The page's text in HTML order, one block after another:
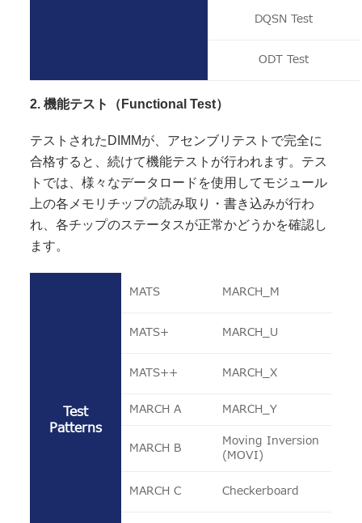
DQSN Test
ODT Test
2.機能テスト（Functional Test）
テストされたDIMMが、アセンブリテストで完全に
合格すると、続けて機能テストが行われます。テス
トでは、様々なデータロードを使用してモジュール
上の各メモリチップの読み取り・書き込みが行わ
れ、各チップのステータスが正常かどうかを確認し
ます。
Test
Patterns
MATS MARCH_M
MATS+ MARCH_U
MATS++ MARCH_X
MARCH A MARCH_Y
MARCH B
Moving Inversion
(MOVI)
MARCH C Checkerboard